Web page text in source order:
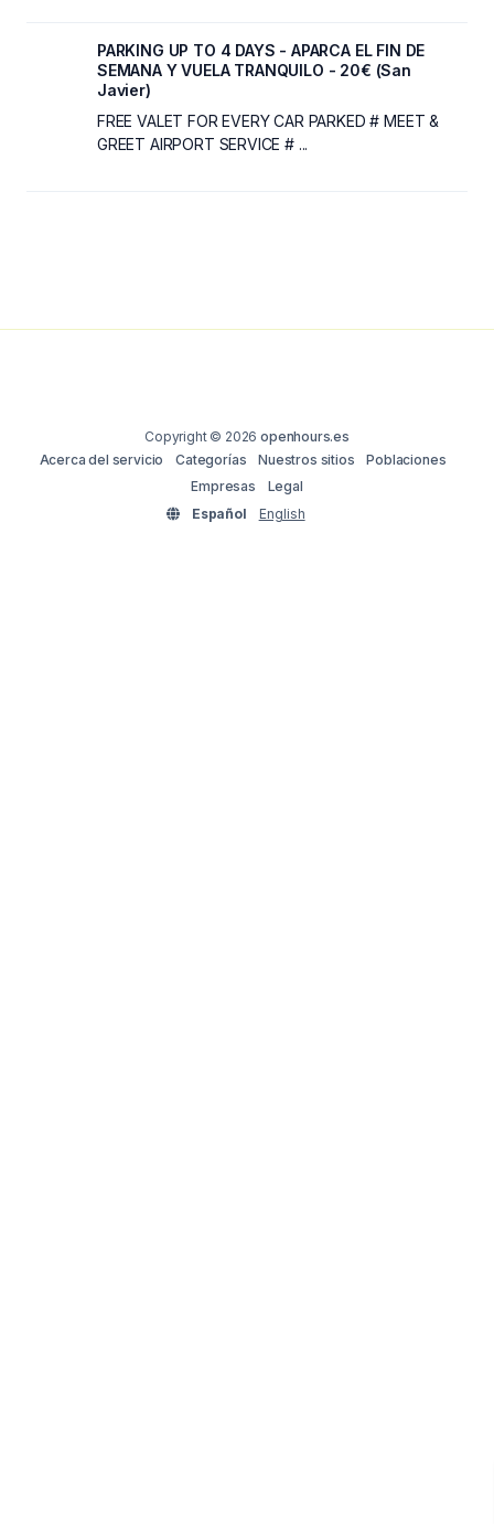
PARKING UP TO 4 DAYS - APARCA EL FIN DE
SEMANA Y VUELA TRANQUILO - 20€ (San
Javier)
FREE VALET FOR EVERY CAR PARKED # MEET &
GREET AIRPORT SERVICE # ...
Copyright © 2026openhours.es
Acerca del servicio
Categorías Nuestros sitios
Poblaciones
Empresas
Legal
Español
English